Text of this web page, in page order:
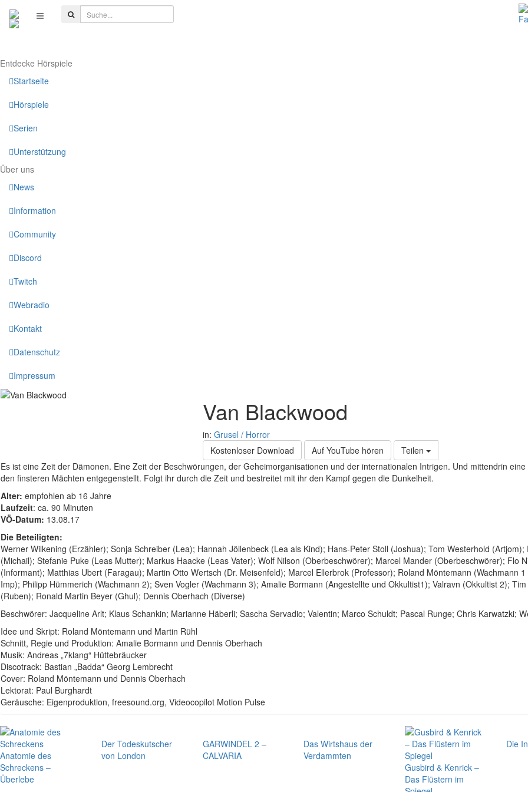
Entdecke Hörspiele
Startseite
Hörspiele
Serien
Unterstützung
Über uns
News
Information
Community
Discord
Twitch
Webradio
Kontakt
Datenschutz
Impressum
Van Blackwood
in: Grusel / Horror
Kostenloser Download
Auf YouTube hören
Teilen
Es ist eine Zeit der Dämonen. Eine Zeit der Beschwörungen, der Geheimorganisationen und der internationalen Intrigen. Und mittendrin
den finsteren Mächten entgegenstellt. Folgt ihr durch die Zeit und bestreitet mit ihr den Kampf gegen die Dunkelheit.
Alter: empfohlen ab 16 Jahre
Laufzeit: ca. 90 Minuten
VÖ-Datum: 13.08.17
Die Beteiligten:
Werner Wilkening (Erzähler); Sonja Schreiber (Lea); Hannah Jöllenbeck (Lea als Kind); Hans-Peter Stoll (Joshua); Tom Westerhold (Artjom);
(Michail); Stefanie Puke (Leas Mutter); Markus Haacke (Leas Vater); Wolf Nilson (Oberbeschwörer); Marcel Mander (Oberbeschwörer); Flo
(Informant); Matthias Ubert (Faragau); Martin Otto Wertsch (Dr. Meisenfeld); Marcel Ellerbrok (Professor); Roland Möntemann (Wachmann 1
Imp); Philipp Hümmerich (Wachmann 2); Sven Vogler (Wachmann 3); Amalie Bormann (Angestellte und Okkultist1); Valravn (Okkultist 2);
(Ruben); Ronald Martin Beyer (Ghul); Dennis Oberhach (Diverse)
Beschwörer: Jacqueline Arlt; Klaus Schankin; Marianne Häberli; Sascha Servadio; Valentin; Marco Schuldt; Pascal Runge; Chris Karwatzki;
Idee und Skript: Roland Möntemann und Martin Rühl
Schnitt, Regie und Produktion: Amalie Bormann und Dennis Oberhach
Musik: Andreas „7klang“ Hüttebräucker
Discotrack: Bastian „Badda“ Georg Lembrecht
Cover: Roland Möntemann und Dennis Oberhach
Lektorat: Paul Burghardt
Geräusche: Eigenproduktion, freesound.org, Videocopilot Motion Pulse
Anatomie des
Schreckens –
Überlebe
Der Todeskutscher
von London
GARWINDEL 2 –
CALVARIA
Das Wirtshaus der
Verdammten
Gusbird & Kenrick –
Das Flüstern im
Die